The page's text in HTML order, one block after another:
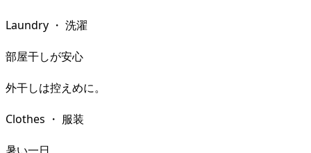
Laundry ・ 洗濯
部屋干しが安心
外干しは控えめに。
Clothes ・ 服装